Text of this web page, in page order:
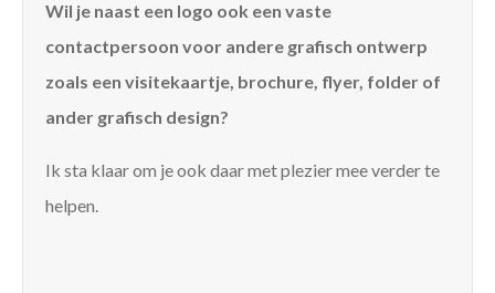
Wil je naast een logo ook een vaste
contactpersoon voor andere grafisch ontwerp
zoals een visitekaartje, brochure, flyer, folder of
ander grafisch design?
Ik sta klaar om je ook daar met plezier mee verder te
helpen.